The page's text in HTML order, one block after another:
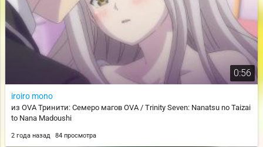
0:56
iroiro mono
из OVA Тринити: Семеро магов OVA / Trinity Seven: Nanatsu no Taizai
to Nana Madoushi
2 года назад 84 просмотра